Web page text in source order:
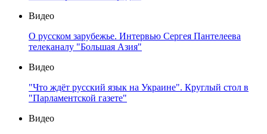
Видео
О русском зарубежье. Интервью Сергея Пантелеева
телеканалу "Большая Азия"
Видео
"Что ждёт русский язык на Украине". Круглый стол в
"Парламентской газете"
Видео